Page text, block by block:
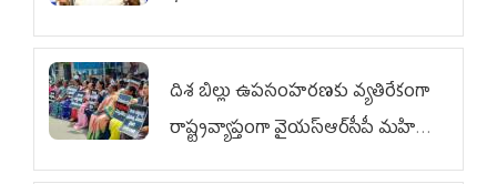
దిశ బిల్లు ఉపసంహరణకు వ్యతిరేకంగా
రాష్ట్రవ్యాప్తంగా వైయ‌స్ఆర్‌సీపీ మహిళా
విభాగం ఆందోళనలు